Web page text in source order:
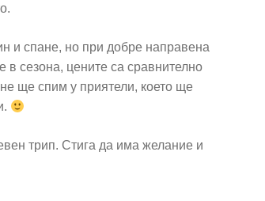
и спане, но при добре направена
в сезона, цените са сравнително
ще спим у приятели, което ще
трип. Стига да има желание и